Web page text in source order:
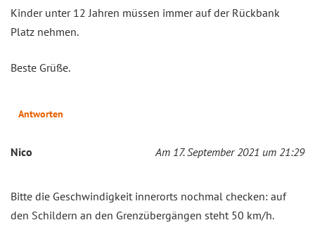
Kinder unter 12 Jahren müssen immer auf der Rückbank
Platz nehmen.
Beste Grüße.
Antworten
Nico Am 17. September 2021 um 21:29
Bitte die Geschwindigkeit innerorts nochmal checken: auf
den Schildern an den Grenzübergängen steht 50 km/h.